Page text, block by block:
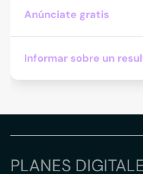
Anúnciate gratis
Informar sobre un
PLANES